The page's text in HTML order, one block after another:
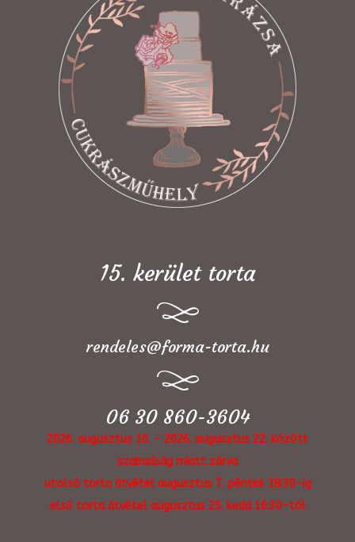
15. kerület torta
rendeles@forma-torta.hu
06 30 860-3604
2026. augusztus 10. - 2026. augusztus 22. között
szabadság miatt zárva
utolsó torta átvétel augusztus 7. péntek 18:30-ig
első torta átvétel augusztus 25. kedd 16:30-tól